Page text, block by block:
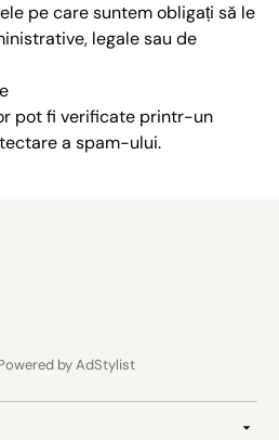
pe care suntem obligați să le
legale sau de
pot fi verificate printr-un
a spam-ului.
by AdStylist